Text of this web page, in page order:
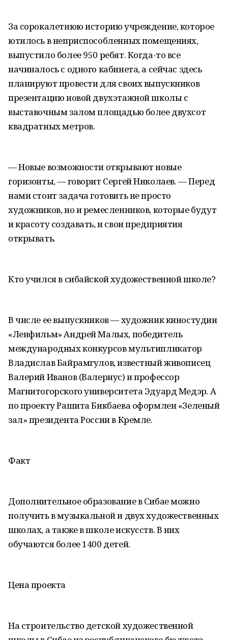
За сорокалетнюю историю учреждение, которое
ютилось в неприспособленных помещениях,
выпустило более 950 ребят. Когда-то все
начиналось с одного кабинета, а сейчас здесь
планируют провести для своих выпускников
презентацию новой двухэтажной школы с
выставочным залом площадью более двухсот
квадратных метров.
— Новые возможности открывают новые
горизонты, — говорит Сергей Николаев. — Перед
нами стоит задача готовить не просто
художников, но и ремесленников, которые будут
и красоту создавать, и свои предприятия
открывать.
Кто учился в сибайской художественной школе?
В числе ее выпускников — художник киностудии
«Ленфильм» Андрей Малых, победитель
международных конкурсов мультипликатор
Владислав Байрамгулов, известный живописец
Валерий Иванов (Валериус) и профессор
Магнитогорского университета Эдуард Медэр. А
по проекту Рашита Бикбаева оформлен «Зеленый
зал» президента России в Кремле.
Факт
Дополнительное образование в Сибае можно
получить в музыкальной и двух художественных
школах, а также в школе искусств. В них
обучаются более 1400 детей.
Цена проекта
На строительство детской художественной